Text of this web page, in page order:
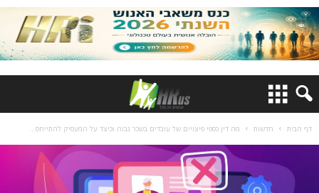
דף הבית חדשות מה דין כספי פיצויים של עובדים בשכר גבוה וכיצד על המעסיק להתייחס...